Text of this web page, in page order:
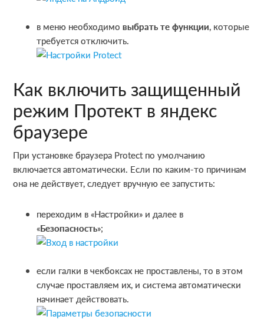
в меню необходимовыбрать те функции, которые
требуется отключить.
Как включить защищенный
режим Протект в яндекс
браузере
При установке браузера Protect по умолчанию
включается автоматически. Если по каким-то причинам
она не действует, следует вручную ее запустить:
переходим в «Настройки» и далее в
«Безопасность»;
если галки в чекбоксах не проставлены, то в этом
случае проставляем их, и система автоматически
начинает действовать.